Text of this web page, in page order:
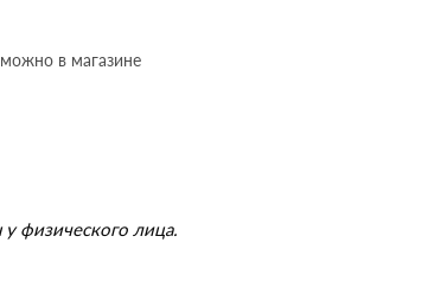
в магазине
физического лица.